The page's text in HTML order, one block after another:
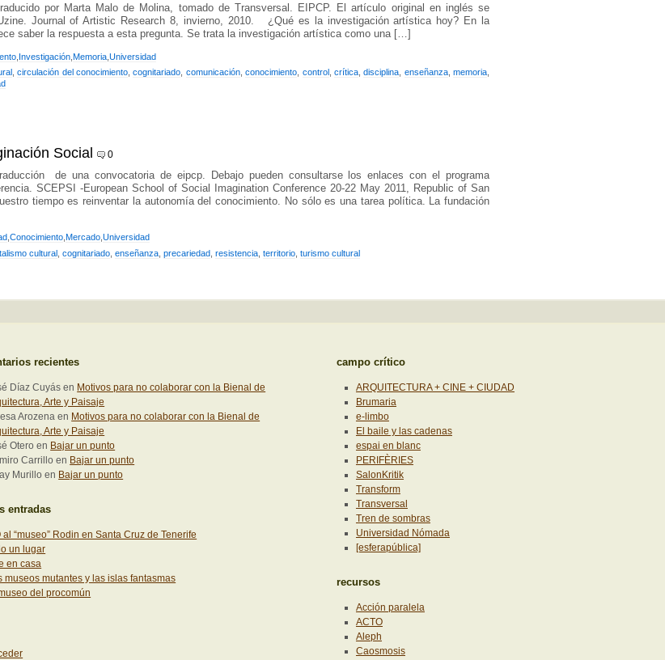
por Marta Malo de Molina, tomado de Transversal. EIPCP. El artículo original en inglés se
Journal of Artistic Research 8, invierno, 2010. ¿Qué es la investigación artística hoy? En la
saber la respuesta a esta pregunta. Se trata la investigación artística como una […]
Investigación Memoria Universidad
,circulación del conocimiento,cognitariado, comunicación,conocimiento, control , crítica,disciplina, enseñanza,memoria,
Social 0
de una convocatoria de eipcp. Debajo pueden consultarse los enlaces con el programa
SCEPSI -European School of Social Imagination Conference 20-22 May 2011, Republic of San
tiempo es reinventar la autonomía del conocimiento. No sólo es una tarea política. La fundación
,Conocimiento,Mercado,Universidad
cultural cognitariado enseñanza precariedad resistencia territorio turismo cultural
recientes
Díaz Cuyás en Motivos para no colaborar con la Bienal de
Arte y Paisaje
Arozena en Motivos para no colaborar con la Bienal de
Arte y Paisaje
Otero en Bajar un punto
Carrillo en Bajar un punto
Murillo en Bajar un punto
entradas
al “museo” Rodin en Santa Cruz de Tenerife
un lugar
en casa
museos mutantes y las islas fantasmas
del procomún
campo crítico
ARQUITECTURA + CINE + CIUDAD
Brumaria
e-limbo
El baile y las cadenas
espai en blanc
PERIFÈRIES
SalonKritik
Transform
Transversal
Tren de sombras
Universidad Nómada
[esferapública]
recursos
Acción paralela
ACTO
Aleph
Caosmosis